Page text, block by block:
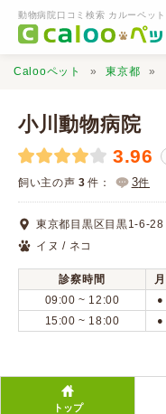
動物病院口コミ検索 カルーペット
動物病院検索
口コミ検索
Calooペットとは？
Calooペット 東京都
小川動物病院
3.96
飼い主の声 3 件： 3件
東京都目黒区目黒1-6-28
イヌ / ネコ
診察時間 月
09:00 ~ 12:00
●
15:00 ~ 18:00 ●
トップ